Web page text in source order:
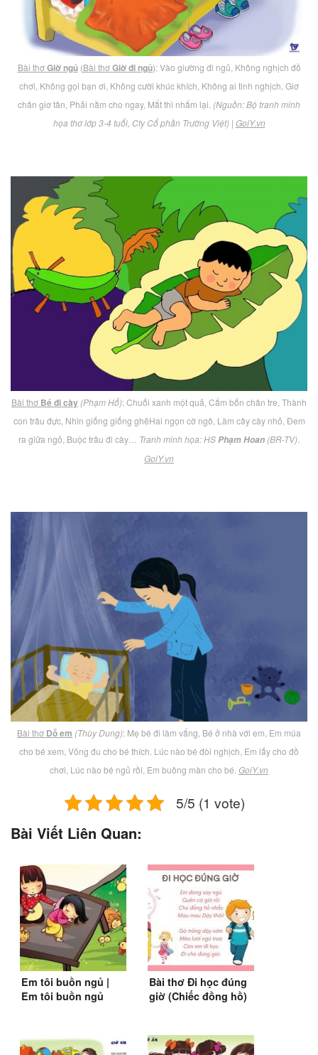
Bài thơGiờ ngủ(Bài thơGiờ đi ngủ): Vào giường đi ngủ, Không nghịch đồ
chơi, Không gọi bạn ơi, Không cười khúc khích, Không ai tinh nghịch, Giơ
chân giơ tân, Phải nằm cho ngay, Mắt thì nhắm lại. (Nguồn: Bộ tranh minh
họa thơ lớp 3-4 tuổi, Cty Cổ phần Trường Việt)| GoiY.vn
Bài thơ Bé đi cày (Phạm Hổ): Chuối xanh một quả, Cắm bốn chân tre, Thành
con trâu đực, Nhìn giống giống ghêHai ngọn cờ ngô, Làm cây cày nhỏ, Đem
ra giữa ngõ, Buộc trâu đi cày… Tranh minh họa: HSPhạm Hoan (BR-TV)
GoiY.vn
Bài thơ Dỗ em (Thùy Dung): Mẹ bé đi làm vắng, Bé ở nhà với em, Em múa
cho bé xem, Võng đu cho bé thích. Lúc nào bé đòi nghịch, Em lấy cho đồ
chơi, Lúc nào bé ngủ rồi, Em buông màn cho bé. GoiY.vn
5/5 (1 vote)
Bài Viết Liên Quan:
Em tôi buồn ngủ |
Em tôi buồn ngủ
Bài thơ Đi học đúng
giờ (Chiếc đồng hồ)